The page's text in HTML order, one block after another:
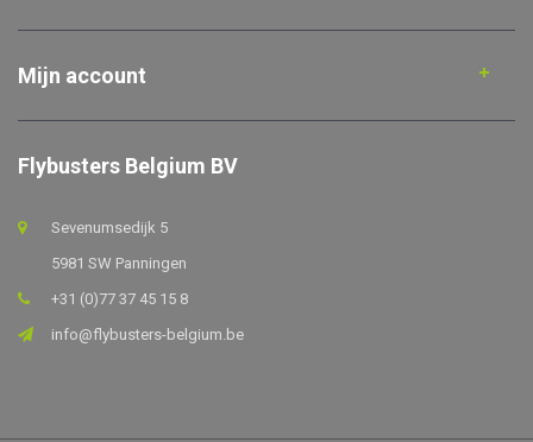
Mijn account
Flybusters Belgium BV
Sevenumsedijk 5
5981 SW Panningen
+31 (0)77 37 45 15 8
info@flybusters-belgium.be